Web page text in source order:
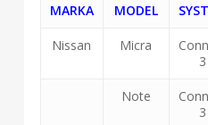
MARKA MODEL
Nissan Micra
3
Note
3